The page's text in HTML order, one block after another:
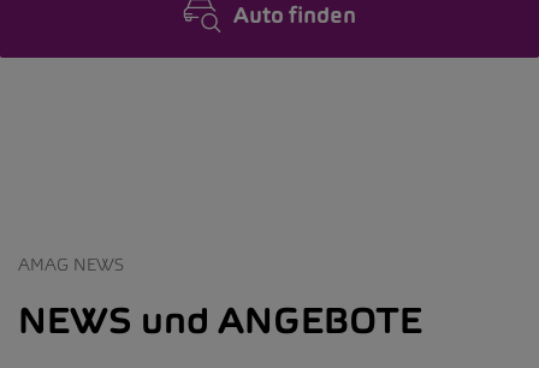
Auto finden
AMAG NEWS
NEWS und ANGEBOTE